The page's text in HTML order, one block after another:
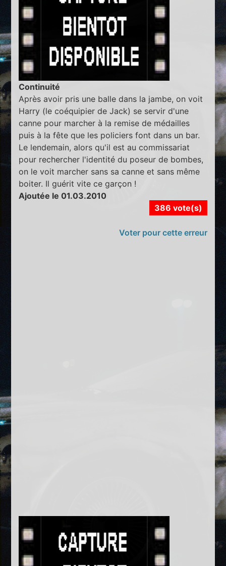
Continuité
Après avoir pris une balle dans la jambe, on voit
Harry (le coéquipier de Jack) se servir d'une
canne pour marcher à la remise de médailles
puis à la fête que les policiers font dans un bar.
Le lendemain, alors qu'il est au commissariat
pour rechercher l'identité du poseur de bombes,
on le voit marcher sans sa canne et sans même
boiter. Il guérit vite ce garçon !
Ajoutée le 01.03.2010
386 vote(s)
Voter pour cette erreur